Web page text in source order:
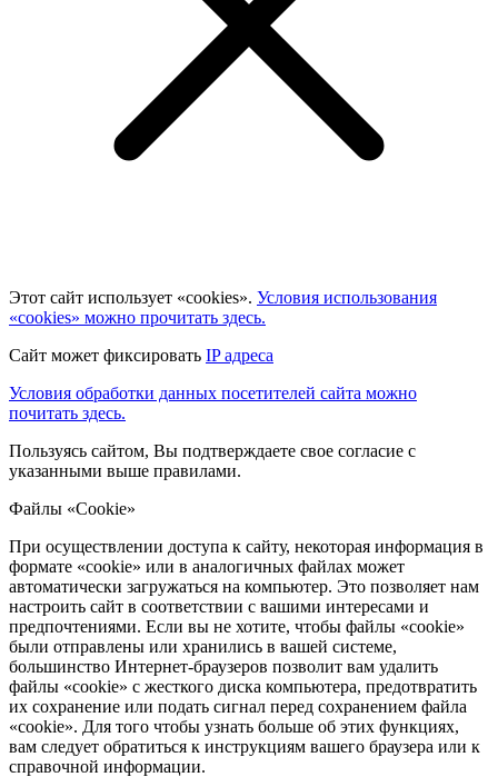
Этот сайт использует «cookies». Условия использования
«cookies» можно прочитать здесь.
Сайт может фиксировать IP адреса
Условия обработки данных посетителей сайта можно
почитать здесь.
Пользуясь сайтом, Вы подтверждаете свое согласие с
указанными выше правилами.
Файлы «Cookie»
При осуществлении доступа к сайту, некоторая информация в
формате «cookie» или в аналогичных файлах может
автоматически загружаться на компьютер. Это позволяет нам
настроить сайт в соответствии с вашими интересами и
предпочтениями. Если вы не хотите, чтобы файлы «cookie»
были отправлены или хранились в вашей системе,
большинство Интернет-браузеров позволит вам удалить
файлы «cookie» с жесткого диска компьютера, предотвратить
их сохранение или подать сигнал перед сохранением файла
«cookie». Для того чтобы узнать больше об этих функциях,
вам следует обратиться к инструкциям вашего браузера или к
справочной информации.